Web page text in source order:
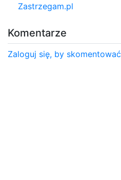
Zastrzegam.pl
Komentarze
Zaloguj się, by skomentować